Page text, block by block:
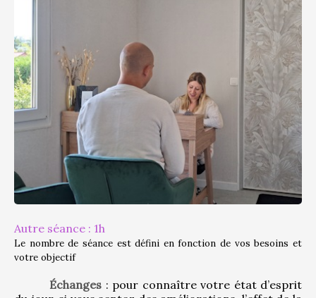
Autre séance : 1h
Le nombre de séance est défini en fonction de vos besoins et
votre objectif
Échanges : pour connaître votre état d’esprit